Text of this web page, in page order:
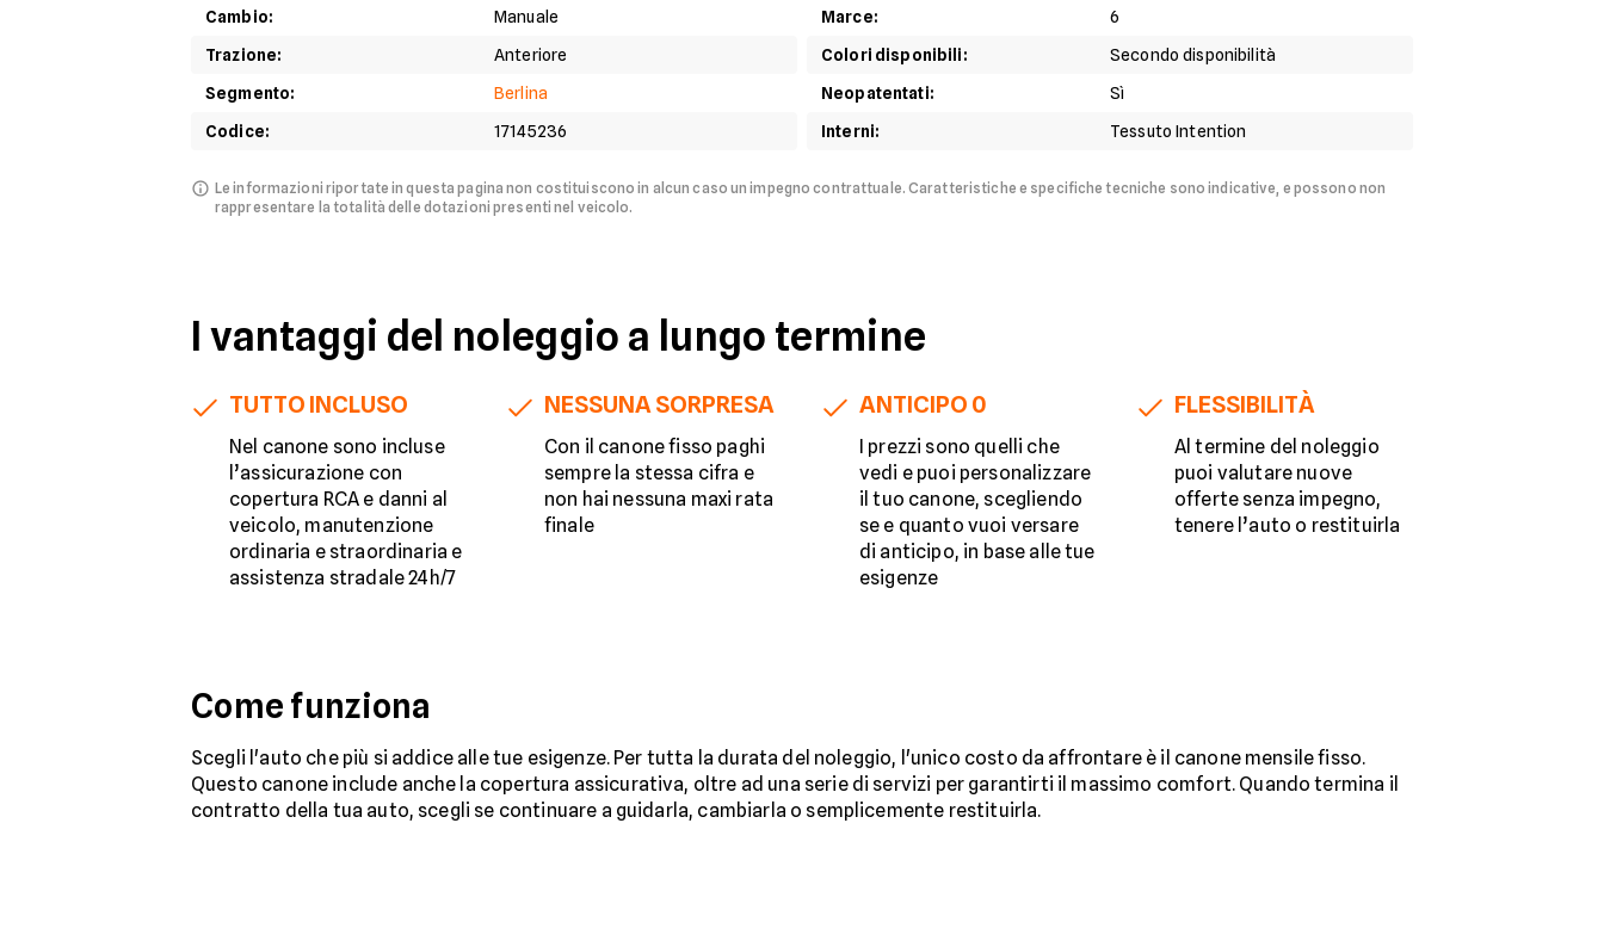
Cambio:
Manuale
Trazione:
Anteriore
Segmento:
Berlina
Codice: 17145236
Marce:
6
Colori disponibili:
Secondo disponibilità
Neopatentati:
Sì
Interni: Tessuto Intention
Le informazioni riportate in questa pagina non costituiscono in alcun caso un impegno contrattuale. Caratteristiche e specifiche tecniche sono indicative, e possono non
rappresentare la totalità delle dotazioni presenti nel veicolo.
I vantaggi del noleggio a lungo termine
TUTTO INCLUSO
Nel canone sono incluse
l’assicurazione con
copertura RCA e danni al
veicolo, manutenzione
ordinaria e straordinaria e
assistenza stradale 24h/7
NESSUNA SORPRESA
Con il canone fisso paghi
sempre la stessa cifra e
non hai nessuna maxi rata
finale
ANTICIPO 0
I prezzi sono quelli che
vedi e puoi personalizzare
il tuo canone, scegliendo
se e quanto vuoi versare
di anticipo, in base alle tue
esigenze
FLESSIBILITÀ
Al termine del noleggio
puoi valutare nuove
offerte senza impegno,
tenere l’auto o restituirla
Come funziona
Scegli l'auto che più si addice alle tue esigenze. Per tutta la durata del noleggio, l'unico costo da affrontare è il canone mensile fisso.
Questo canone include anche la copertura assicurativa, oltre ad una serie di servizi per garantirti il massimo comfort. Quando termina il
contratto della tua auto, scegli se continuare a guidarla, cambiarla o semplicemente restituirla.